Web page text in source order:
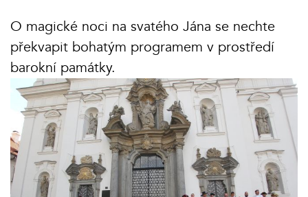
O magické noci na svatého Jána se nechte
překvapit bohatým programem v prostředí
barokní památky.